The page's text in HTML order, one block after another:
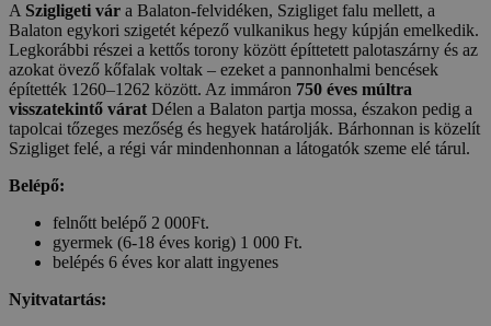
A Szigligeti vár a Balaton-felvidéken, Szigliget falu mellett, a
Balaton egykori szigetét képező vulkanikus hegy kúpján emelkedik.
Legkorábbi részei a kettős torony között építtetett palotaszárny és az
azokat övező kőfalak voltak – ezeket a pannonhalmi bencések
építették 1260–1262 között. Az immáron 750 éves múltra
visszatekintő várat Délen a Balaton partja mossa, északon pedig a
tapolcai tőzeges mezőség és hegyek határolják. Bárhonnan is közelít
Szigliget felé, a régi vár mindenhonnan a látogatók szeme elé tárul.
Belépő:
felnőtt belépő 2 000Ft.
gyermek (6-18 éves korig) 1 000 Ft.
belépés 6 éves kor alatt ingyenes
Nyitvatartás: